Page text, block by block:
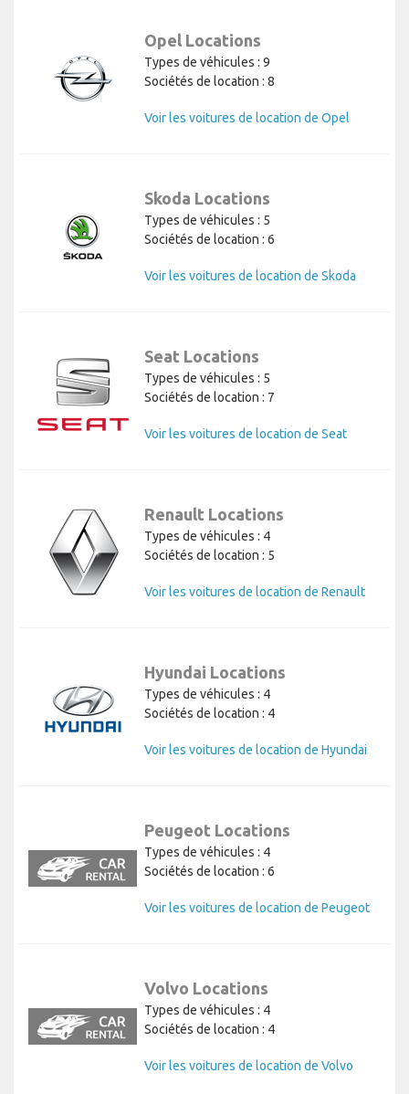
Opel Locations
Types de véhicules : 9
Sociétés de location : 8
Voir les voitures de location de Opel
Skoda Locations
Types de véhicules : 5
Sociétés de location : 6
Voir les voitures de location de Skoda
Seat Locations
Types de véhicules : 5
Sociétés de location : 7
Voir les voitures de location de Seat
Renault Locations
Types de véhicules : 4
Sociétés de location : 5
Voir les voitures de location de Renault
Hyundai Locations
Types de véhicules : 4
Sociétés de location : 4
Voir les voitures de location de Hyundai
Peugeot Locations
Types de véhicules : 4
Sociétés de location : 6
Voir les voitures de location de Peugeot
Volvo Locations
Types de véhicules : 4
Sociétés de location : 4
Voir les voitures de location de Volvo